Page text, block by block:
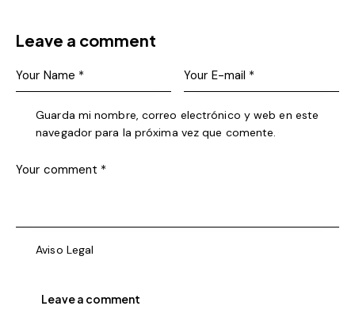
Leave a comment
Guarda mi nombre, correo electrónico y web en este
navegador para la próxima vez que comente.
Aviso Legal